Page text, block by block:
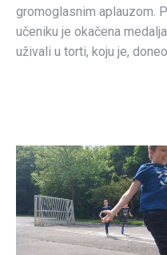
gromoglasnim aplauzom.
učeniku je okačena
uživali u torti, koju je,